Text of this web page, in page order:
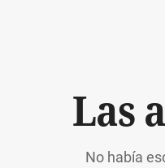
Las
No había